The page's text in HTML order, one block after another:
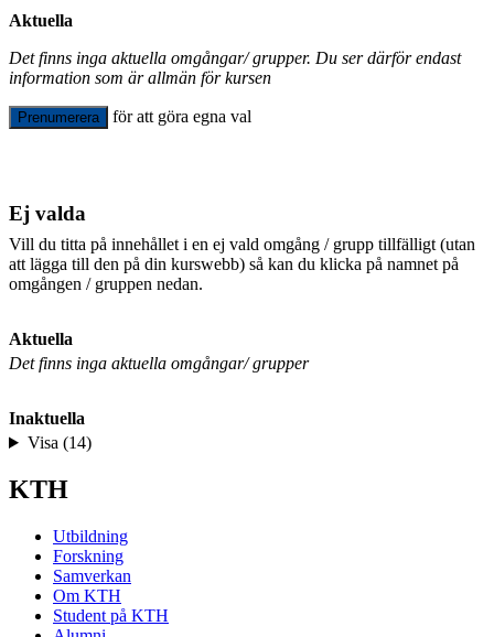
Aktuella
Det finns inga aktuella omgångar/ grupper. Du ser därför endast
information som är allmän för kursen
Prenumerera för att göra egna val
Ej valda
Vill du titta på innehållet i en ej vald omgång / grupp tillfälligt (utan
att lägga till den på din kurswebb) så kan du klicka på namnet på
omgången / gruppen nedan.
Aktuella
Det finns inga aktuella omgångar/ grupper
Inaktuella
Visa (14)
KTH
Utbildning
Forskning
Samverkan
Om KTH
Student på KTH